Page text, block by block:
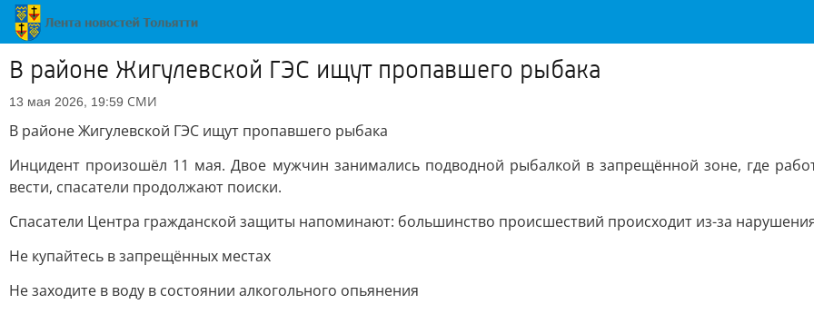
В районе Жигулевской ГЭС ищут пропавшего рыбака
13 мая 2026, 19:59 СМИ
В районе Жигулевской ГЭС ищут пропавшего рыбака
Инцидент произошёл 11 мая. Двое мужчин занимались подводной рыбалкой в запрещённой зоне, где
вести, спасатели продолжают поиски.
Спасатели Центра гражданской защиты напоминают: большинство происшествий происходит из-за
Не купайтесь в запрещённых местах
Не заходите в воду в состоянии алкогольного опьянения